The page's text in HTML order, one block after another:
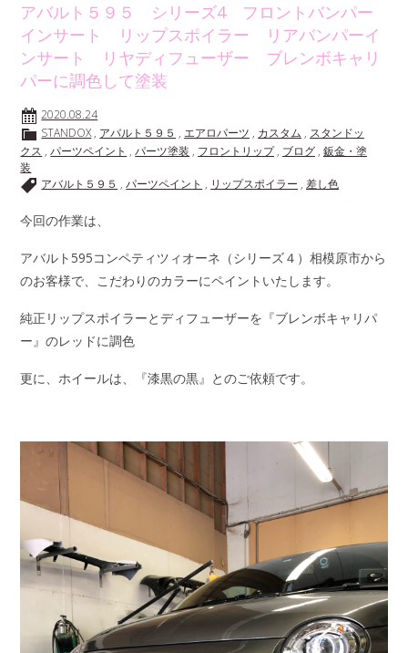
会社紹介
お問い合わせ
アバルト５９５ シリーズ4 フロントバンパー
インサート リップスポイラー リアバンパーイ
ンサート リヤディフューザー ブレンボキャリ
パーに調色して塗装
2020.08.24
STANDOX, アバルト５９５ , エアロパーツ , カスタム , スタンドッ
クス ,パーツペイント ,パーツ塗装 , フロントリップ, ブログ , 鈑金・塗
装
アバルト５９５ ,パーツペイント , リップスポイラー ,差し色
今回の作業は、
アバルト595コンペティツィオーネ（シリーズ４）相模原市から
のお客様で、こだわりのカラーにペイントいたします。
純正リップスポイラーとディフューザーを『ブレンボキャリパ
ー』のレッドに調色
更に、ホイールは、『漆黒の黒』とのご依頼です。